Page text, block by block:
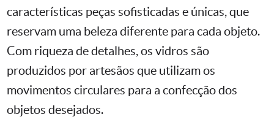
características peças sofisticadas e únicas, que
reservam uma beleza diferente para cada objeto.
Com riqueza de detalhes, os vidros são
produzidos por artesãos que utilizam os
movimentos circulares para a confecção dos
objetos desejados.